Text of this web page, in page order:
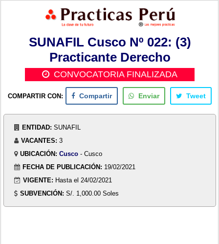
SUNAFIL Cusco Nº 022: (3)
Practicante Derecho
CONVOCATORIA FINALIZADA
COMPARTIR CON: Compartir Enviar Tweet
ENTIDAD: SUNAFIL
VACANTES: 3
UBICACIÓN: Cusco - Cusco
FECHA DE PUBLICACIÓN: 19/02/2021
VIGENTE: Hasta el 24/02/2021
SUBVENCIÓN: S/. 1,000.00 Soles